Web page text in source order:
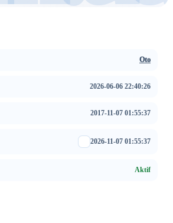
Oto
2026-06-06 22:40:26
2017-11-07 01:55:37
2026-11-07 01:55:37
Aktif